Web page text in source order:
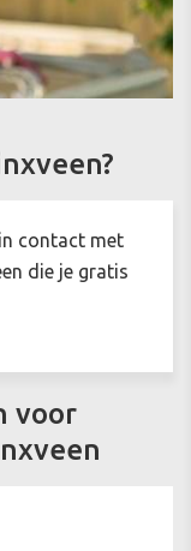
contact met
die je gratis
voor